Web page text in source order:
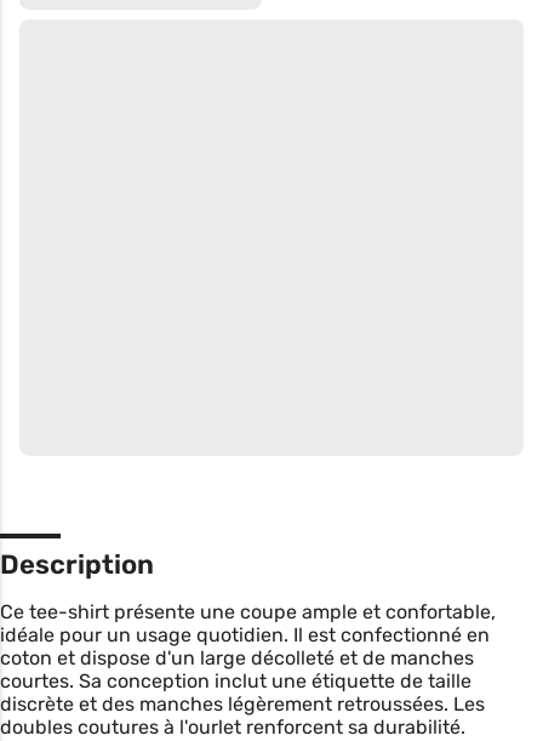
Description
Ce tee-shirt présente une coupe ample et confortable,
idéale pour un usage quotidien. Il est confectionné en
coton et dispose d'un large décolleté et de manches
courtes. Sa conception inclut une étiquette de taille
discrète et des manches légèrement retroussées. Les
doubles coutures à l'ourlet renforcent sa durabilité.